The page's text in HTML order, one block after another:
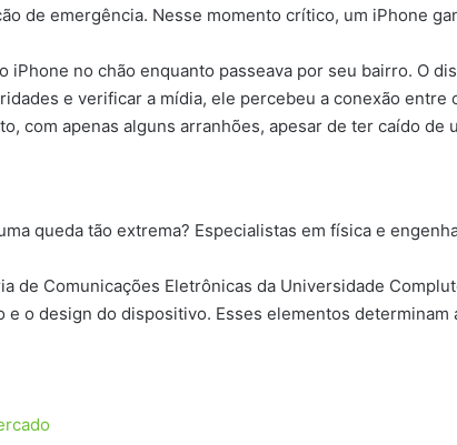
de emergência. Nesse momento crítico, um iPhone
no chão enquanto passeava por seu bairro. O
e verificar a mídia, ele percebeu a conexão
com apenas alguns arranhões, apesar de ter caído de
queda tão extrema? Especialistas em física e
de Comunicações Eletrônicas da Universidade
o design do dispositivo. Esses elementos determinam